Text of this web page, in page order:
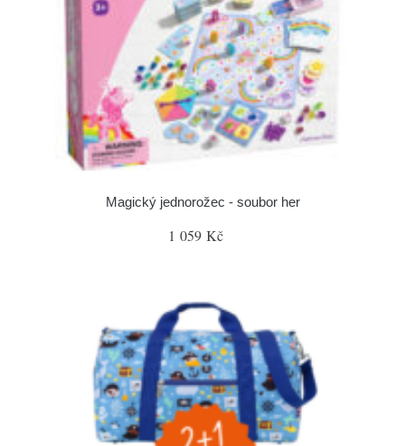
Magický jednorožec - soubor her
1 059 Kč